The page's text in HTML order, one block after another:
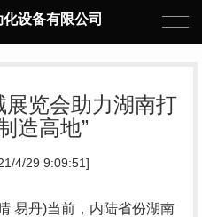
设备有限公司
览会助力湖南打
造高地”
4/29 9:09:51]
易丹)当前，内陆省份湖南